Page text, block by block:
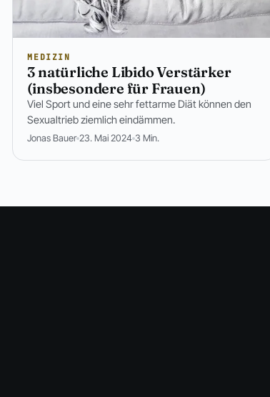
MEDIZIN
3 natürliche Libido Verstärker
(insbesondere für Frauen)
Viel Sport und eine sehr fettarme Diät können den
Sexualtrieb ziemlich eindämmen.
Jonas Bauer 23. Mai 2024 3 Min.